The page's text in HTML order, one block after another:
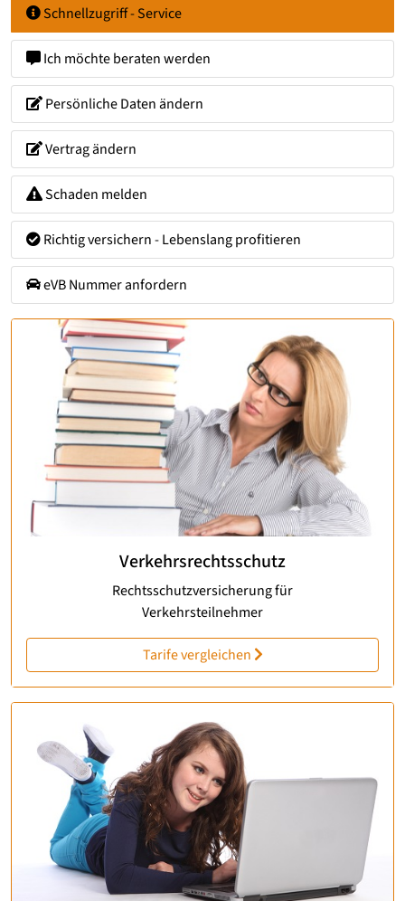
Schnellzugriff - Service
Ich möchte beraten werden
Persönliche Daten ändern
Vertrag ändern
Schaden melden
Richtig versichern - Lebenslang profitieren
eVB Nummer anfordern
Verkehrsrechtsschutz
Rechtsschutzversicherung für
Verkehrsteilnehmer
Tarife vergleichen